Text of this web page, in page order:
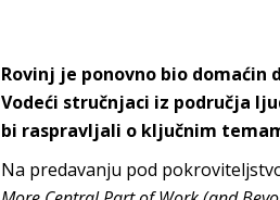
Rovinj je ponovno bio domaćin
Vodeći stručnjaci iz područja
bi raspravljali o ključnim
Na predavanju pod